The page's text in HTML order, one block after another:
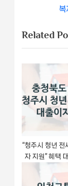
게
이
o
u
s
o
s
t
P
o
:
Related
“청주시 청년 전
자 지원” 혜택
충청북도 청주
건 및 혜